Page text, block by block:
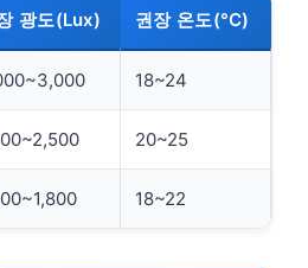
광도(Lux) 권장 온도(°C)
18~24
20~25
18~22